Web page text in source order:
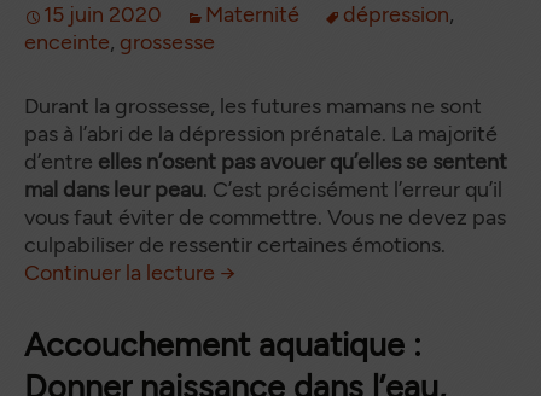
15 juin 2020 Maternité dépression,
enceinte, grossesse
Durant la grossesse, les futures mamans ne sont
pas à l’abri de la dépression prénatale. La majorité
d’entre elles n’osent pas avouer qu’elles se sentent
mal dans leur peau. C’est précisément l’erreur qu’il
vous faut éviter de commettre. Vous ne devez pas
culpabiliser de ressentir certaines émotions.
Continuer la lecture de
→
Accouchement aquatique :
Donner naissance dans l’eau,